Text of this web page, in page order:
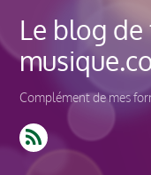
Le blog
Complément de mes